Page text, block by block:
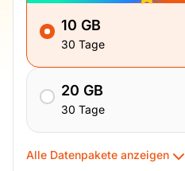
10 GB
30 Tage
20 GB
30 Tage
Alle Datenpakete anzeigen